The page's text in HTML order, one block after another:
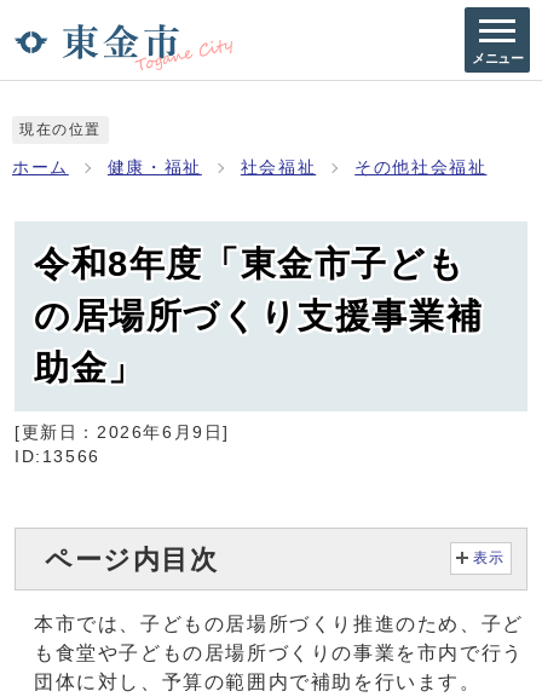
メニュー
現在の位置
ホーム 健康・福祉 社会福祉 その他社会福祉
令和8年度「東金市子ども
の居場所づくり支援事業補
助金」
[更新日： 2026年6月9日]
ID:13566
ページ内目次 表示
本市では、子どもの居場所づくり推進のため、子ど
も食堂や子どもの居場所づくりの事業を市内で行う
団体に対し、予算の範囲内で補助を行います。